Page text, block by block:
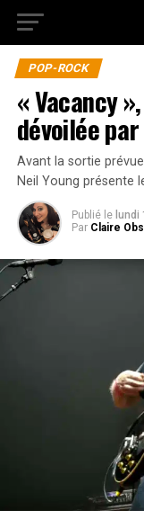
POP-ROCK
« Vacancy
dévoilée
Avant la sortie
Neil Young présente
Publié le lundi
Par Claire